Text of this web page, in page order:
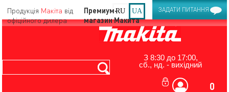
Продукція Макіта від
офіційного дилера
ЗАДАТИ ПИТАННЯ
RU UA
З 8:30 до 17:00,
сб., нд. - вихідний
0